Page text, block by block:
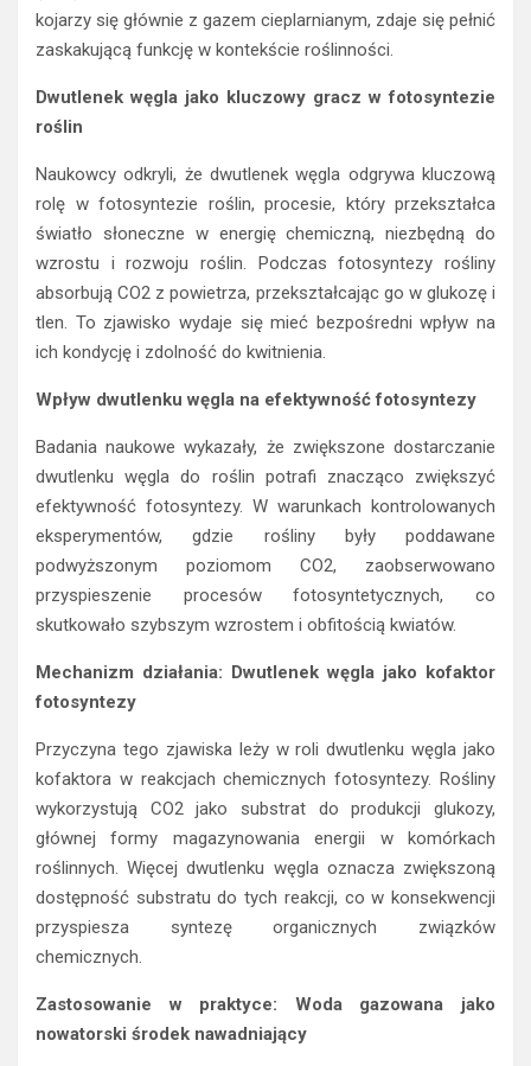
kojarzy się głównie z gazem cieplarnianym, zdaje się pełnić
zaskakującą funkcję w kontekście roślinności.
Dwutlenek węgla jako kluczowy gracz w fotosyntezie
roślin
Naukowcy odkryli, że dwutlenek węgla odgrywa kluczową
rolę w fotosyntezie roślin, procesie, który przekształca
światło słoneczne w energię chemiczną, niezbędną do
wzrostu i rozwoju roślin. Podczas fotosyntezy rośliny
absorbują CO2 z powietrza, przekształcając go w glukozę i
tlen. To zjawisko wydaje się mieć bezpośredni wpływ na
ich kondycję i zdolność do kwitnienia.
Wpływ dwutlenku węgla na efektywność fotosyntezy
Badania naukowe wykazały, że zwiększone dostarczanie
dwutlenku węgla do roślin potrafi znacząco zwiększyć
efektywność fotosyntezy. W warunkach kontrolowanych
eksperymentów, gdzie rośliny były poddawane
podwyższonym poziomom CO2, zaobserwowano
przyspieszenie procesów fotosyntetycznych, co
skutkowało szybszym wzrostem i obfitością kwiatów.
Mechanizm działania: Dwutlenek węgla jako kofaktor
fotosyntezy
Przyczyna tego zjawiska leży w roli dwutlenku węgla jako
kofaktora w reakcjach chemicznych fotosyntezy. Rośliny
wykorzystują CO2 jako substrat do produkcji glukozy,
głównej formy magazynowania energii w komórkach
roślinnych. Więcej dwutlenku węgla oznacza zwiększoną
dostępność substratu do tych reakcji, co w konsekwencji
przyspiesza syntezę organicznych związków
chemicznych.
Zastosowanie w praktyce: Woda gazowana jako
nowatorski środek nawadniający